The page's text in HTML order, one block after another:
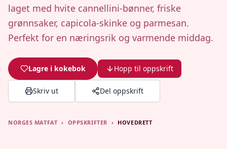
laget med hvite cannellini-bønner, friske
grønnsaker, capicola-skinke og parmesan.
Perfekt for en næringsrik og varmende middag.
Lagre i kokebok Hopp til oppskrift
Skriv ut Del oppskrift
NORGES MATFAT › OPPSKRIFTER › HOVEDRETT